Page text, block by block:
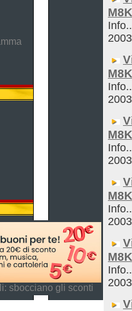
sbocciano gli sconti
2003
2003
2003
2003
2003